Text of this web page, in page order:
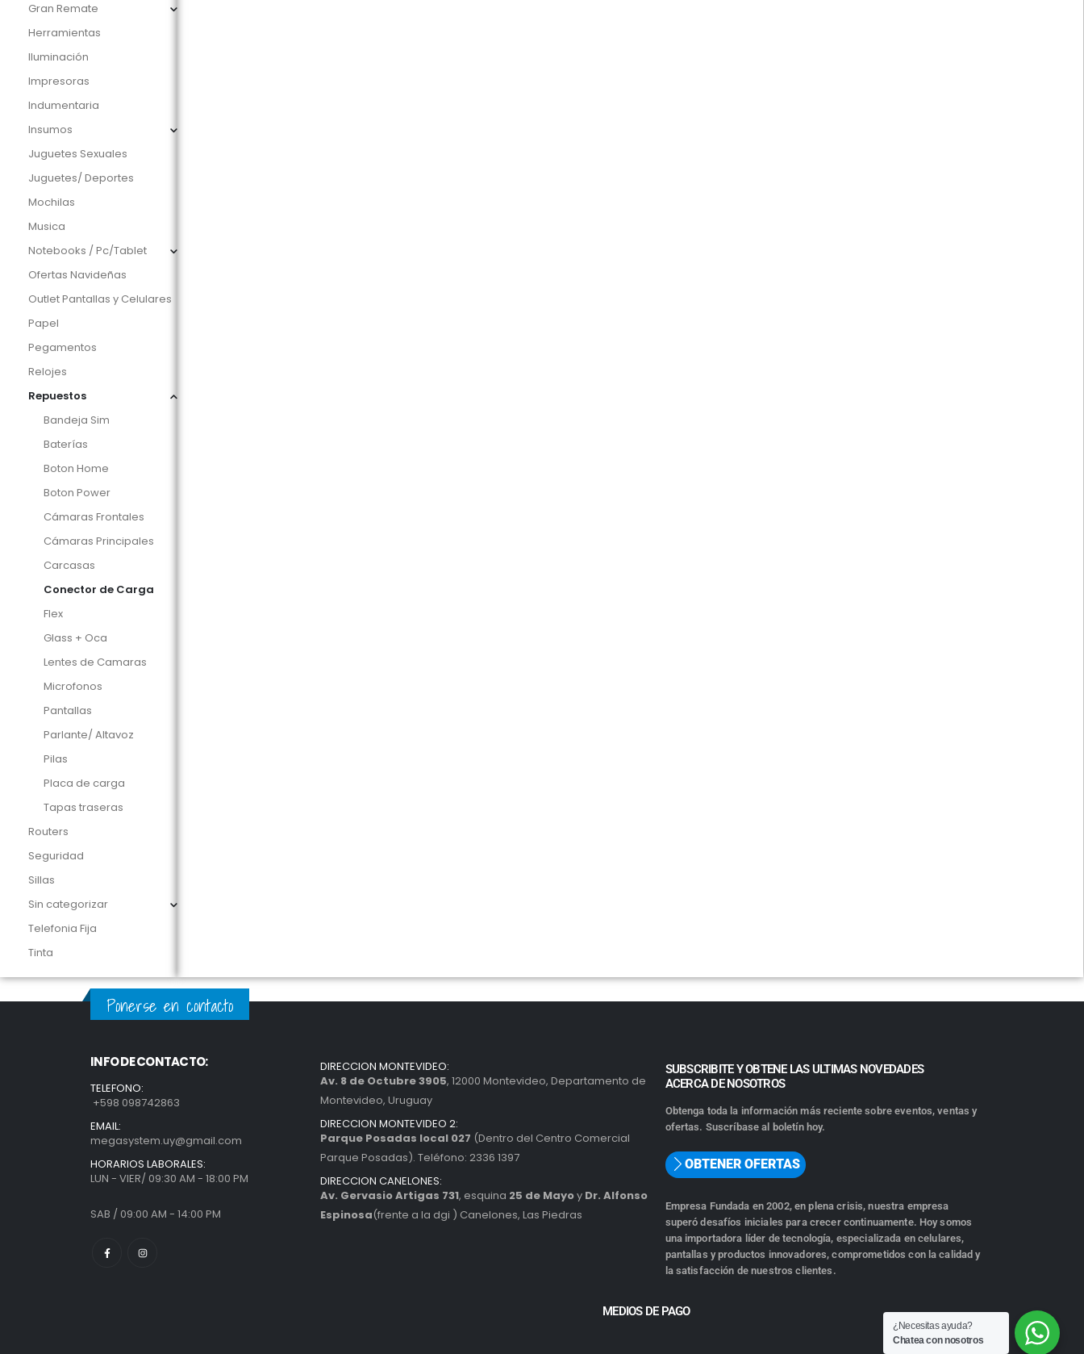
Gran Remate
Herramientas
Iluminación
Impresoras
Indumentaria
Insumos
Juguetes Sexuales
Juguetes/ Deportes
Mochilas
Musica
Notebooks / Pc/Tablet
Ofertas Navideñas
Outlet Pantallas y Celulares
Papel
Pegamentos
Relojes
Repuestos
Bandeja Sim
Baterías
Boton Home
Boton Power
Cámaras Frontales
Cámaras Principales
Carcasas
Conector de Carga
Flex
Glass + Oca
Lentes de Camaras
Microfonos
Pantallas
Parlante/ Altavoz
Pilas
Placa de carga
Tapas traseras
Routers
Seguridad
Sillas
Sin categorizar
Telefonia Fija
Tinta
Ponerse en contacto
INFO DE CONTACTO:
TELEFONO:
+598 098742863
EMAIL:
megasystem.uy@gmail.com
HORARIOS LABORALES:
LUN - VIER/ 09:30 AM - 18:00 PM
SAB / 09:00 AM - 14:00 PM
DIRECCION MONTEVIDEO:
Av. 8 de Octubre 3905, 12000 Montevideo, Departamento de
Montevideo, Uruguay
DIRECCION MONTEVIDEO 2:
Parque Posadas local 027 (Dentro del Centro Comercial
Parque Posadas). Teléfono: 2336 1397
DIRECCION CANELONES:
Av. Gervasio Artigas 731, esquina 25 de Mayoy Dr. Alfonso
Espinosa(frente a la dgi ) Canelones, Las Piedras
SUBSCRIBITE Y OBTENE LAS ULTIMAS NOVEDADES
ACERCA DE NOSOTROS
Obtenga toda la información más reciente sobre eventos, ventas y
ofertas. Suscríbase al boletín hoy.
OBTENER OFERTAS
Empresa Fundada en 2002, en plena crisis, nuestra empresa
superó desafíos iniciales para crecer continuamente. Hoy somos
una importadora líder de tecnología, especializada en celulares,
pantallas y productos innovadores, comprometidos con la calidad y
la satisfacción de nuestros clientes.
MEDIOS DE PAGO
¿Necesitas ayuda?
Chatea con nosotros